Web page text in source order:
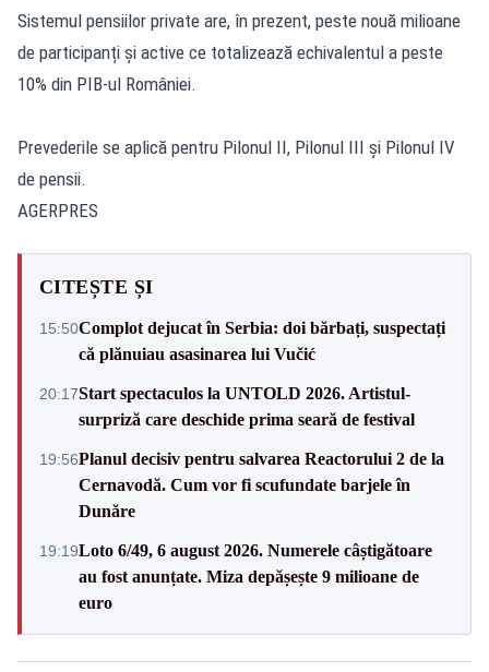
Sistemul pensiilor private are, în prezent, peste nouă milioane
de participanți și active ce totalizează echivalentul a peste
10% din PIB-ul României.
Prevederile se aplică pentru Pilonul II, Pilonul III și Pilonul IV
de pensii.
AGERPRES
CITEȘTE ȘI
15:50Complot dejucat în Serbia: doi bărbați, suspectați
că plănuiau asasinarea lui Vučić
20:17Start spectaculos la UNTOLD 2026. Artistul-
surpriză care deschide prima seară de festival
19:56Planul decisiv pentru salvarea Reactorului 2 de la
Cernavodă. Cum vor fi scufundate barjele în
Dunăre
19:19Loto 6/49, 6 august 2026. Numerele câștigătoare
au fost anunțate. Miza depășește 9 milioane de
euro